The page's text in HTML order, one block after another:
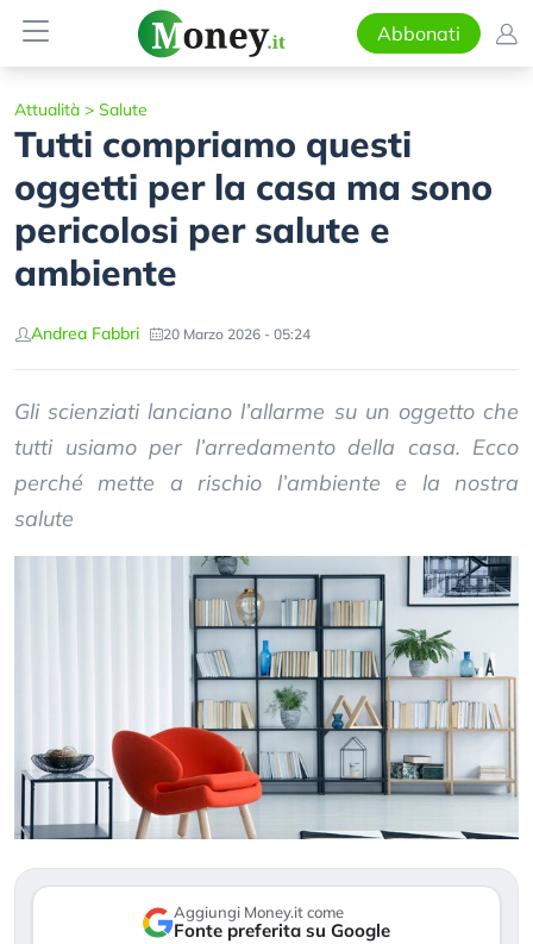
Abbonati
Attualità > Salute
Tutti compriamo questi
oggetti per la casa ma sono
pericolosi per salute e
ambiente
Andrea Fabbri 20 Marzo 2026 - 05:24
Gli scienziati lanciano l’allarme su un oggetto che
tutti usiamo per l’arredamento della casa. Ecco
perché mette a rischio l’ambiente e la nostra
salute
Aggiungi Money.it come
Fonte preferita su Google